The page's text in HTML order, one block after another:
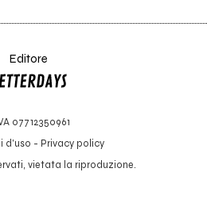
Editore
07712350961
d'uso - Privacy policy
vietata la riproduzione.